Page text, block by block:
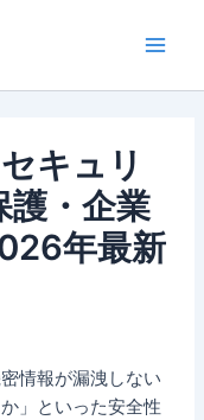
キュリ
護・企業
年最新
情報が漏洩しない
」といった安全性